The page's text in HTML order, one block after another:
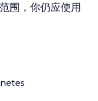
围，你仍应使用